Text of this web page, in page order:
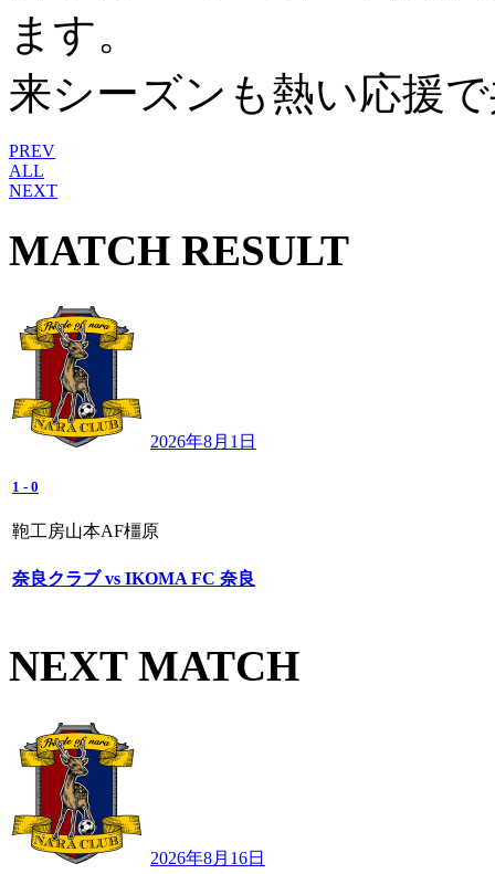
ます。
来シーズンも熱い応援
PREV
ALL
NEXT
MATCH RESULT
2026年8月1日
1 - 0
鞄工房山本AF橿原
奈良クラブ vs IKOMA FC 奈良
NEXT MATCH
2026年8月16日